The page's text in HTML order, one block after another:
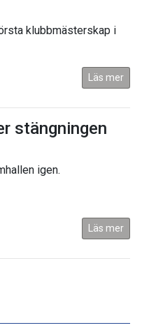
klubbmästerskap i
Läs mer
stängningen
igen.
Läs mer